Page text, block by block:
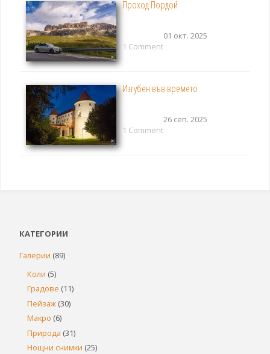
Проход Пордой
01 окт. 2025
1 Comment
Изгубен във времето
26 сеп. 2025
1 Comment
КАТЕГОРИИ
Галерии (89)
Коли (5)
Градове (11)
Пейзаж (30)
Макро (6)
Природа (31)
Нощни снимки (25)